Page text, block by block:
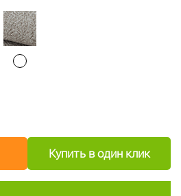
Купить в один клик